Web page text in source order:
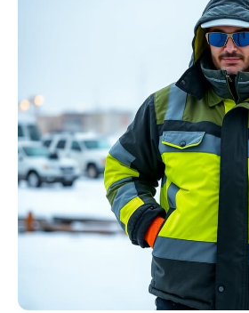
Störlichtbogen
Komplett-Sets